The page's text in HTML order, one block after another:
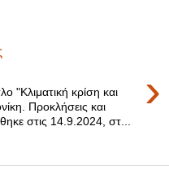
›
"Κλιματική κρίση και
Προκλήσεις και
στις 14.9.2024, στ...